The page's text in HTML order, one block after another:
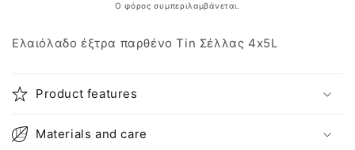
Ο φόρος συμπεριλαμβάνεται.
Ελαιόλαδο έξτρα παρθένο Tin Σέλλας 4x5L
Product features
Materials and care